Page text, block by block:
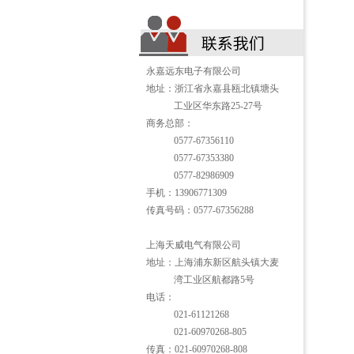
永嘉远东电子有限公司
地址：浙江省永嘉县瓯北镇塘头
工业区华东路25-27号
商务总部：
0577-67356110
0577-67353380
0577-82986909
手机：13906771309
传真号码：0577-67356288
上海天威电气有限公司
地址：上海浦东新区航头镇大麦
湾工业区航都路5号
电话：
021-61121268
021-60970268-805
传真：021-60970268-808